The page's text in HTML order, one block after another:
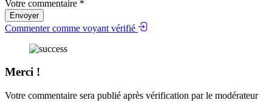
Votre commentaire *
Envoyer
Commenter comme voyant vérifié
Merci !
Votre commentaire sera publié après vérification par le modérateur